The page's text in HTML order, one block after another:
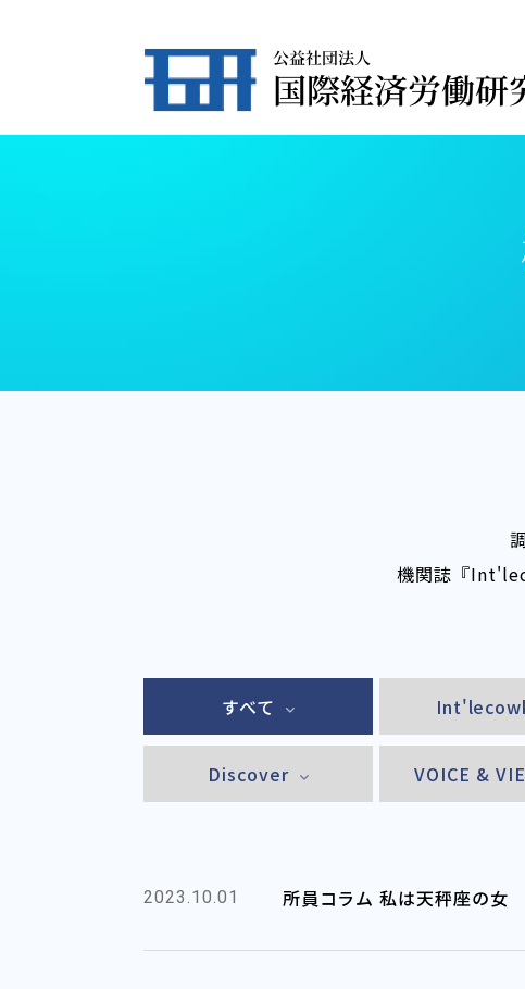
機関誌『
すべて
Discover VOICE &
2023.10.01 所員コラム 私は天秤座の